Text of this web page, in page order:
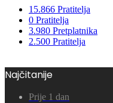
15.866 Pratitelja
0 Pratitelja
3.980 Pretplatnika
2.500 Pratitelja
Najčitanije
Prije 1 dan